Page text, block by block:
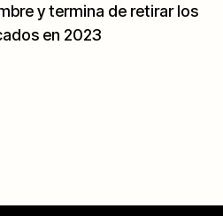
y termina de retirar los
en 2023